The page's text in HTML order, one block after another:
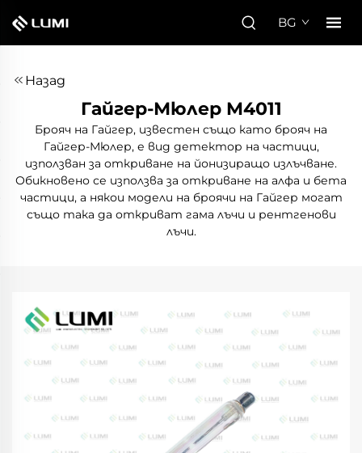
BG
Назад
Гайгер-Мюлер M4011
Брояч на Гайгер, известен също като брояч на
Гайгер-Мюлер, е вид детектор на частици,
използван за откриване на йонизиращо излъчване.
Обикновено се използва за откриване на алфа и бета
частици, а някои модели на броячи на Гайгер могат
също така да откриват гама лъчи и рентгенови
лъчи.